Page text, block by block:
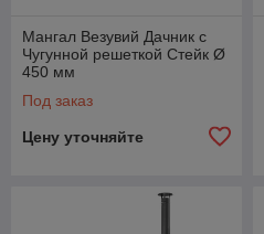
Мангал Везувий Дачник с
Чугунной решеткой Стейк Ø
450 мм
Под заказ
Цену уточняйте